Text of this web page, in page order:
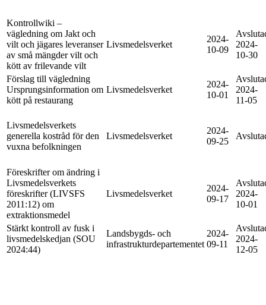
Kontrollwiki –
vägledning om Jakt och
vilt och jägares leveranser
av små mängder vilt och
kött av frilevande vilt
Livsmedelsverket
2024-
10-09
2024-
10-30
Förslag till vägledning
Ursprungsinformation om
kött på restaurang
Livsmedelsverket
2024-
10-01
2024-
11-05
Livsmedelsverkets
generella kostråd för den
vuxna befolkningen
Livsmedelsverket
2024-
09-25
Föreskrifter om ändring i
Livsmedelsverkets
föreskrifter (LIVSFS
2011:12) om
extraktionsmedel
Livsmedelsverket
2024-
09-17
2024-
10-01
Stärkt kontroll av fusk i
livsmedelskedjan (SOU
2024:44)
Landsbygds- och
infrastrukturdepartementet
2024-
09-11
2024-
12-05